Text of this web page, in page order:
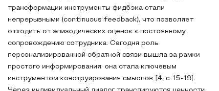
трансформации инструменты фидбэка стали
непрерывными (continuous feedback), что позволяет
отходить от эпизодических оценок к постоянному
сопровождению сотрудника. Сегодня роль
персонализированной обратной связи вышла за рамки
простого информирования: она стала ключевым
инструментом конструирования смыслов [4, с. 15-19].